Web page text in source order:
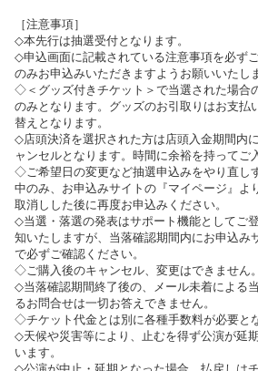
［注意事項］
◇本先行は抽選受付となります。
◇申込画面に記載されている注意事項を必ず
のみお申込みいただきますようお願いいたし
◇＜グッズ付きチケット＞で当選された場合
のみとなります。グッズのお引取りはお支払
替えとなります。
◇店頭決済を選択された方は店頭入金期間内
ャンセルとなります。時間に余裕を持ってご
◇ご希望日の変更など抽選申込みをやり直し
中のみ、お申込みサイトの『マイページ』よ
取消しした後に再度お申込みください。
◇当選・落選の発表はサポート機能としてご
知いたしますが、当落確認期間内にお申込み
で必ずご確認ください。
◇ご購入後のキャンセル、変更はできません。
◇当落確認期間終了後の、メール未着による
るお問合せは一切お答えできません。
◇チケット代金とは別に各種手数料が必要と
◇天候や災害等により、止むを得ず公演が延
います。
◇公演が中止・延期となった場合、払戻しは